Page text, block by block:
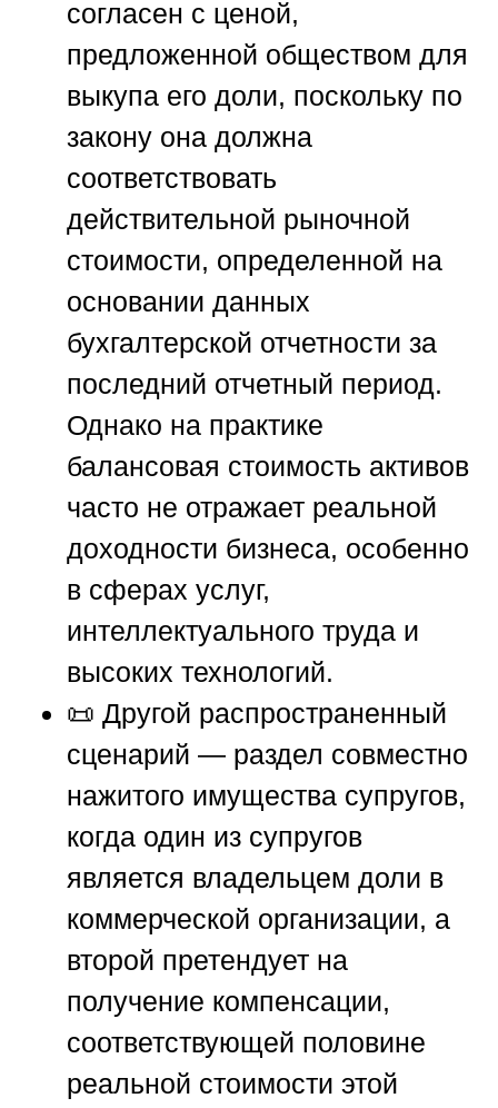
согласен с ценой,
предложенной обществом для
выкупа его доли, поскольку по
закону она должна
соответствовать
действительной рыночной
стоимости, определенной на
основании данных
бухгалтерской отчетности за
последний отчетный период.
Однако на практике
балансовая стоимость активов
часто не отражает реальной
доходности бизнеса, особенно
в сферах услуг,
интеллектуального труда и
высоких технологий.
📜 Другой распространенный
сценарий — раздел совместно
нажитого имущества супругов,
когда один из супругов
является владельцем доли в
коммерческой организации, а
второй претендует на
получение компенсации,
соответствующей половине
реальной стоимости этой